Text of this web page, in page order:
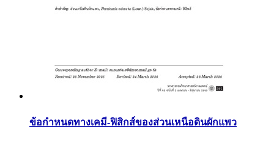
ข้อกําหนดทางเคมี-ฟิสิกส์ของส่วนเหนือดินผักแพว